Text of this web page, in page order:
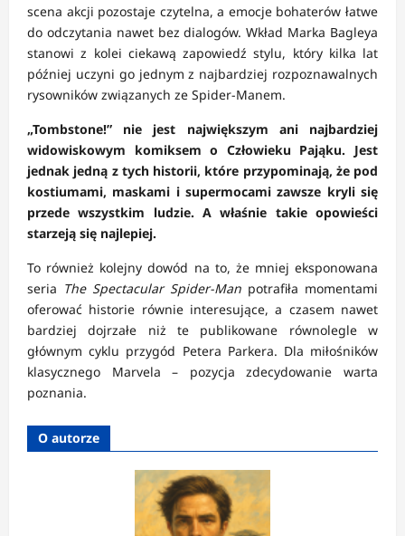
scena akcji pozostaje czytelna, a emocje bohaterów łatwe
do odczytania nawet bez dialogów. Wkład Marka Bagleya
stanowi z kolei ciekawą zapowiedź stylu, który kilka lat
później uczyni go jednym z najbardziej rozpoznawalnych
rysowników związanych ze Spider-Manem.
„Tombstone!” nie jest największym ani najbardziej
widowiskowym komiksem o Człowieku Pająku. Jest
jednak jedną z tych historii, które przypominają, że pod
kostiumami, maskami i supermocami zawsze kryli się
przede wszystkim ludzie. A właśnie takie opowieści
starzeją się najlepiej.
To również kolejny dowód na to, że mniej eksponowana
seria The Spectacular Spider-Man potrafiła momentami
oferować historie równie interesujące, a czasem nawet
bardziej dojrzałe niż te publikowane równolegle w
głównym cyklu przygód Petera Parkera. Dla miłośników
klasycznego Marvela – pozycja zdecydowanie warta
poznania.
O autorze